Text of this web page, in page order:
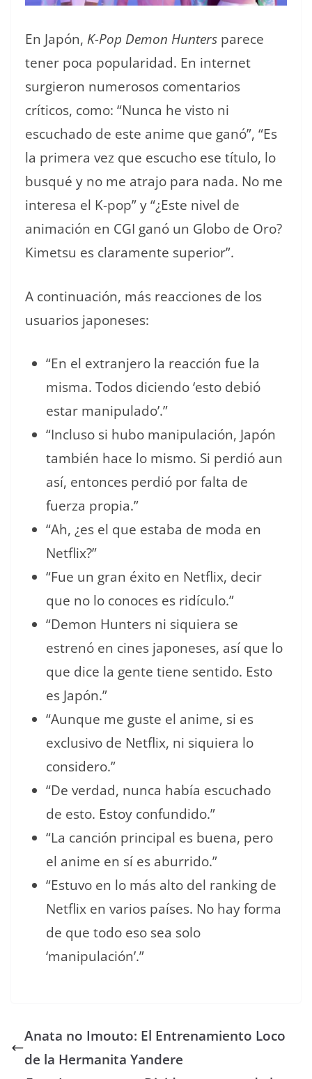
En Japón, K-Pop Demon Hunters parece
tener poca popularidad. En internet
surgieron numerosos comentarios
críticos, como: “Nunca he visto ni
escuchado de este anime que ganó”, “Es
la primera vez que escucho ese título, lo
busqué y no me atrajo para nada. No me
interesa el K-pop” y “¿Este nivel de
animación en CGI ganó un Globo de Oro?
Kimetsu es claramente superior”.
A continuación, más reacciones de los
usuarios japoneses:
“En el extranjero la reacción fue la
misma. Todos diciendo ‘esto debió
estar manipulado’.”
“Incluso si hubo manipulación, Japón
también hace lo mismo. Si perdió aun
así, entonces perdió por falta de
fuerza propia.”
“Ah, ¿es el que estaba de moda en
Netflix?”
“Fue un gran éxito en Netflix, decir
que no lo conoces es ridículo.”
“Demon Hunters ni siquiera se
estrenó en cines japoneses, así que lo
que dice la gente tiene sentido. Esto
es Japón.”
“Aunque me guste el anime, si es
exclusivo de Netflix, ni siquiera lo
considero.”
“De verdad, nunca había escuchado
de esto. Estoy confundido.”
“La canción principal es buena, pero
el anime en sí es aburrido.”
“Estuvo en lo más alto del ranking de
Netflix en varios países. No hay forma
de que todo eso sea solo
‘manipulación’.”
Anata no Imouto: El Entrenamiento Loco
de la Hermanita Yandere